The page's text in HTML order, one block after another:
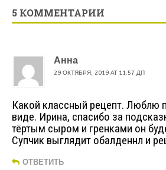
5 КОММЕНТАРИИ
Анна
29 ОКТЯБРЯ, 2019 AT 11:57 ДП
Какой классный рецепт.
виде. Ирина, спасибо за
тёртым сыром и гренками он
Супчик выглядит обалденнл и
ОТВЕТИТЬ